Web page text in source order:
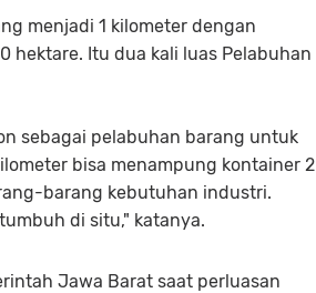
menjadi 1 kilometer dengan
hektare. Itu dua kali luas Pelabuhan
sebagai pelabuhan barang untuk
bisa menampung kontainer 2
barang kebutuhan industri.
di situ," katanya.
Jawa Barat saat perluasan